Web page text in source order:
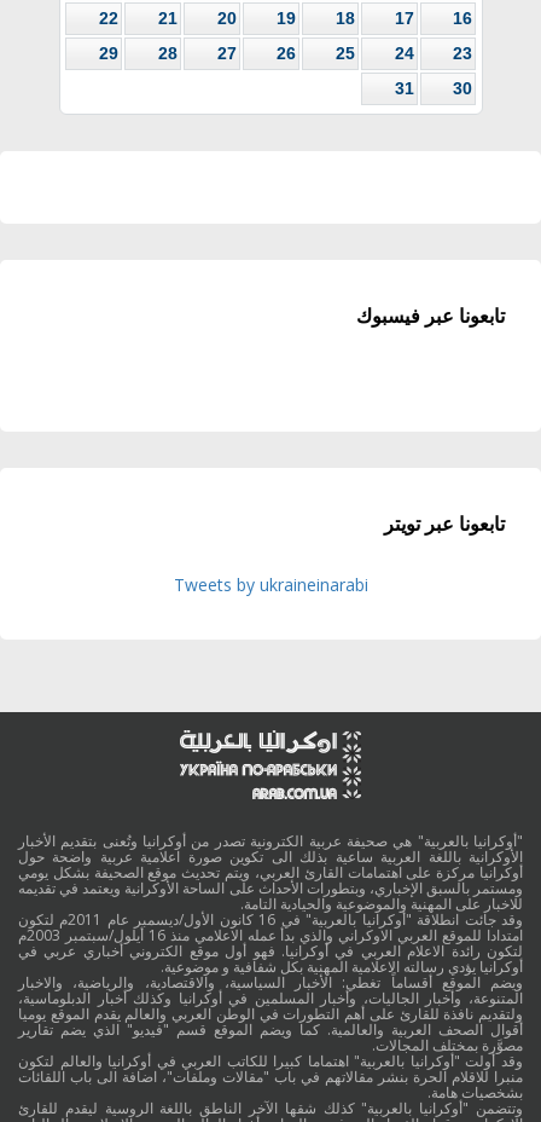
16
17
18
19
20
21
22
23
24
25
26
27
28
29
30
31
تابعونا عبر فيسبوك
تابعونا عبر تويتر
Tweets by ukraineinarabi
"أوكرانيا بالعربية" هي صحيفة عربية الكترونية تصدر من أوكرانيا وتُعنى بتقديم الأخبار
الأوكرانية باللغة العربية ساعية بذلك الى تكوين صورة اعلامية عربية واضحة حول
أوكرانيا مركزة على اهتمامات القارئ العربي، ويتم تحديث موقع الصحيفة بشكل يومي
ومستمر بالسبق الإخباري، وبتطورات الأحداث على الساحة الأوكرانية ويعتمد في تقديمه
للاخبار على المهنية والموضوعية والحيادية التامة.
وقد جائت انطلاقة "أوكرانيا بالعربية" في 16 كانون الأول/ديسمبر عام 2011م لتكون
امتدادا للموقع العربي الاوكراني والذي بدأ عمله الاعلامي منذ 16 أيلول/سبتمبر 2003م
لتكون رائدة الاعلام العربي في أوكرانيا. فهو أول موقع الكتروني أخباري عربي في
أوكرانيا يؤدي رسالته الاعلامية المهنية بكل شفافية و موضوعية.
ويضم الموقع أقساماً تغطي: الأخبار السياسية، والاقتصادية، والرياضية، والاخبار
المتنوعة، وأخبار الجاليات، وأخبار المسلمين في أوكرانيا وكذلك أخبار الدبلوماسية،
ولتقديم نافذة للقارئ على أهم التطورات في الوطن العربي والعالم يقدم الموقع يوميا
أقوال الصحف العربية والعالمية. كما ويضم الموقع قسم "فيديو" الذي يضم تقارير
مصوَّرة بمختلف المجالات.
وقد أولت "أوكرانيا بالعربية" اهتماما كبيرا للكاتب العربي في أوكرانيا والعالم لتكون
منبرا للاقلام الحرة بنشر مقالاتهم في باب "مقالات وملفات"، اضافة الى باب اللقائات
بشخصيات هامة.
وتتضمن "أوكرانيا بالعربية" كذلك شقها الآخر الناطق باللغة الروسية ليقدم للقارئ